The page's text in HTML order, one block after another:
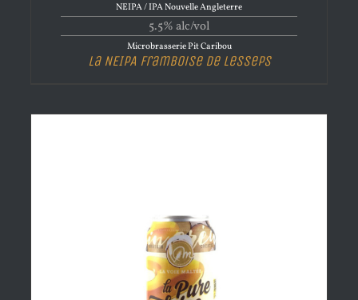
NEIPA / IPA Nouvelle Angleterre
5.5% alc/vol
Microbrasserie Pit Caribou
La NEIPA Framboise de Lesseps